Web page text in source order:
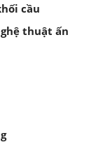
cầu
thuật ấn